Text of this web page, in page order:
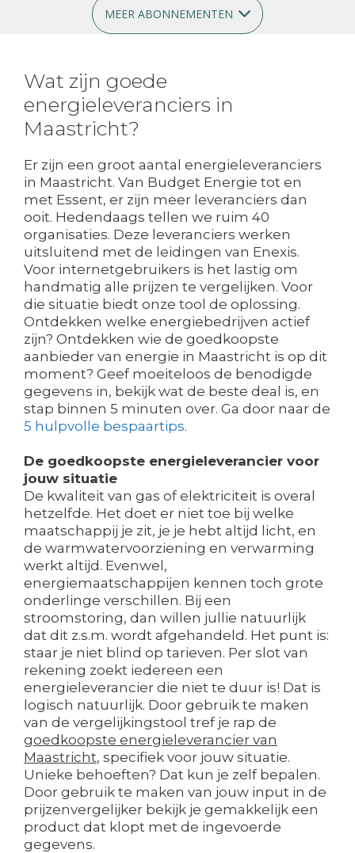
MEER ABONNEMENTEN
Wat zijn goede
energieleveranciers in
Maastricht?
Er zijn een groot aantal energieleveranciers
in Maastricht. Van Budget Energie tot en
met Essent, er zijn meer leveranciers dan
ooit. Hedendaags tellen we ruim 40
organisaties. Deze leveranciers werken
uitsluitend met de leidingen van Enexis.
Voor internetgebruikers is het lastig om
handmatig alle prijzen te vergelijken. Voor
die situatie biedt onze tool de oplossing.
Ontdekken welke energiebedrijven actief
zijn? Ontdekken wie de goedkoopste
aanbieder van energie in Maastricht is op dit
moment? Geef moeiteloos de benodigde
gegevens in, bekijk wat de beste deal is, en
stap binnen 5 minuten over. Ga door naar de
5 hulpvolle bespaartips.
De goedkoopste energieleverancier voor
jouw situatie
De kwaliteit van gas of elektriciteit is overal
hetzelfde. Het doet er niet toe bij welke
maatschappij je zit, je je hebt altijd licht, en
de warmwatervoorziening en verwarming
werkt altijd. Evenwel,
energiemaatschappijen kennen toch grote
onderlinge verschillen. Bij een
stroomstoring, dan willen jullie natuurlijk
dat dit z.s.m. wordt afgehandeld. Het punt is:
staar je niet blind op tarieven. Per slot van
rekening zoekt iedereen een
energieleverancier die niet te duur is! Dat is
logisch natuurlijk. Door gebruik te maken
van de vergelijkingstool tref je rap de
goedkoopste energieleverancier van
Maastricht, specifiek voor jouw situatie.
Unieke behoeften? Dat kun je zelf bepalen.
Door gebruik te maken van jouw input in de
prijzenvergelijker bekijk je gemakkelijk een
product dat klopt met de ingevoerde
gegevens.